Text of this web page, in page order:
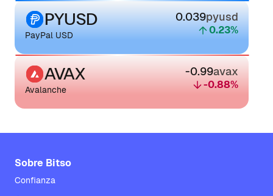
PYUSD
PayPal USD
0.039pyusd
0.23%
AVAX
Avalanche
-0.99avax
-0.88%
Sobre Bitso
Confianza